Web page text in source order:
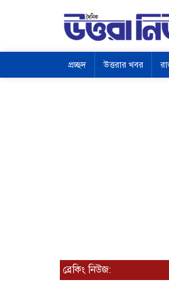
প্রচ্ছদ উত্তরার খবর
ব্রেকিং নিউজ: